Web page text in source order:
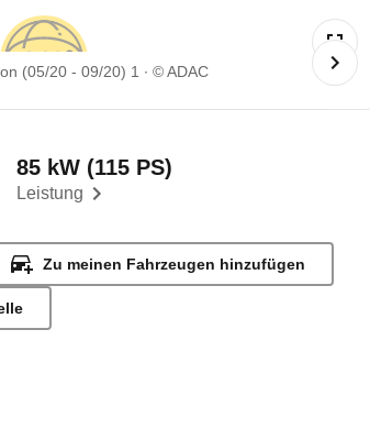
(05/20 - 09/20) 1 © ADAC
Leistung
85 kW (115 PS)
Zu meinen Fahrzeugen hinzufügen